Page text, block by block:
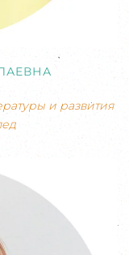
и развития